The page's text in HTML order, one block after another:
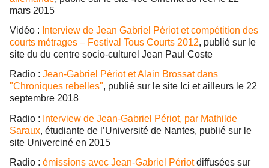
mars 2015
Vidéo : Interview de Jean Gabriel Périot et compétition des
courts métrages – Festival Tous Courts 2012, publié sur le
site du du centre socio-culturel Jean Paul Coste
Radio : Jean-Gabriel Périot et Alain Brossat dans
"Chroniques rebelles", publié sur le site Ici et ailleurs le 22
septembre 2018
Radio : Interview de Jean-Gabriel Périot, par Mathilde
Saraux, étudiante de l’Université de Nantes, publié sur le
site Univerciné en 2015
Radio : émissions avec Jean-Gabriel Périotdiffusées sur